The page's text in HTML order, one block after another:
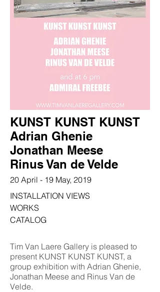
KUNST KUNST KUNST
Adrian Ghenie
Jonathan Meese
Rinus Van de Velde
20 April - 19 May, 2019
INSTALLATION VIEWS
WORKS
CATALOG
Tim Van Laere Gallery is pleased to
present KUNST KUNST KUNST, a
group exhibition with Adrian Ghenie,
Jonathan Meese and Rinus Van de
Velde.